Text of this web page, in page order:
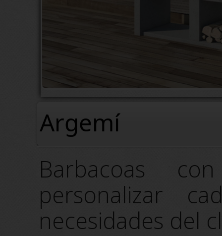
Argemí
Barbacoas
personalizar
necesidades del